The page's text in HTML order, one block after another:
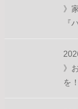
》
『
》
を！